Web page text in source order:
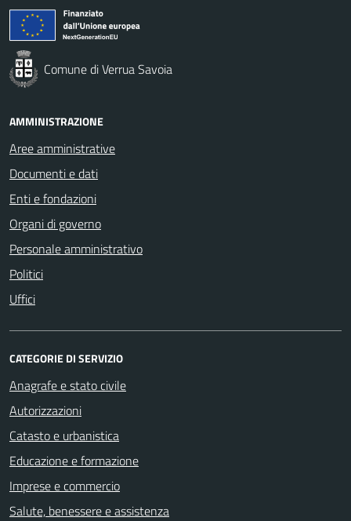
Comune di Verrua Savoia
AMMINISTRAZIONE
Aree amministrative
Documenti e dati
Enti e fondazioni
Organi di governo
Personale amministrativo
Politici
Uffici
CATEGORIE DI SERVIZIO
Anagrafe e stato civile
Autorizzazioni
Catasto e urbanistica
Educazione e formazione
Imprese e commercio
Salute, benessere e assistenza